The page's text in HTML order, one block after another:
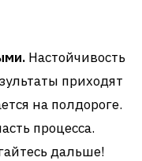
Настойчивость
приходят
на полдороге.
процесса.
дальше!